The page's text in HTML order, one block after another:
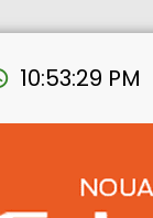
10:53:30 PM